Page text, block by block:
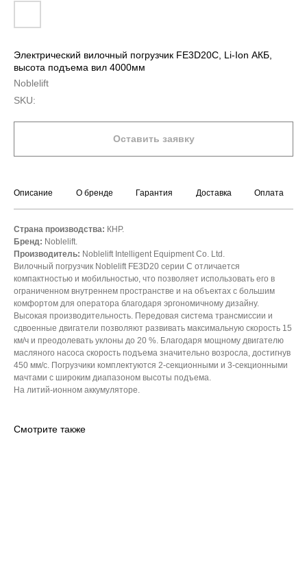
Электрический вилочный погрузчик FE3D20C, Li-Ion АКБ,
высота подъема вил 4000мм
Noblelift
SKU:
Оставить заявку
Описание О бренде Гарантия Доставка Оплата
Страна производства: КНР.
Бренд: Noblelift.
Производитель: Noblelift Intelligent Equipment Co. Ltd.
Вилочный погрузчик Noblelift FE3D20 серии С отличается
компактностью и мобильностью, что позволяет использовать его в
ограниченном внутреннем пространстве и на объектах с большим
комфортом для оператора благодаря эргономичному дизайну.
Высокая производительность. Передовая система трансмиссии и
сдвоенные двигатели позволяют развивать максимальную скорость 15
км/ч и преодолевать уклоны до 20 %. Благодаря мощному двигателю
масляного насоса скорость подъема значительно возросла, достигнув
450 мм/с. Погрузчики комплектуются 2-секционными и 3-секционными
мачтами с широким диапазоном высоты подъема.
На литий-ионном аккумуляторе.
Смотрите также